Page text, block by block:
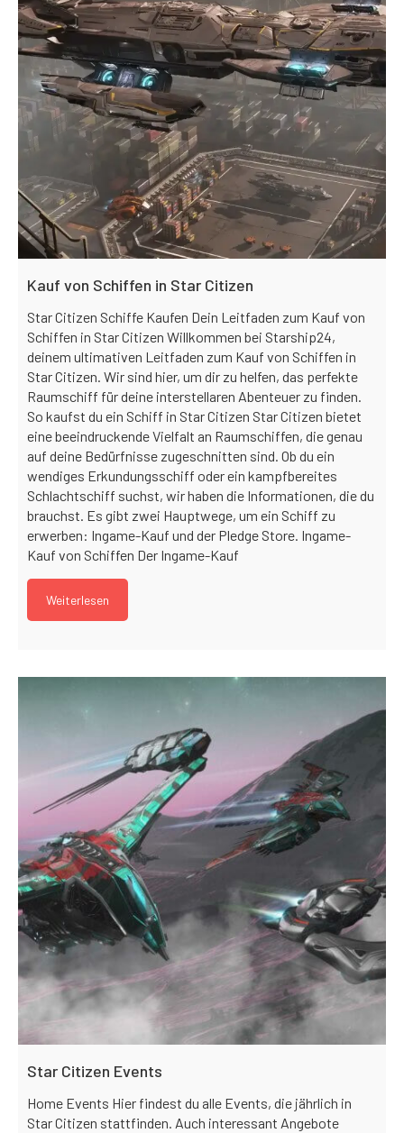
Kauf von Schiffen in Star Citizen
Star Citizen Schiffe Kaufen Dein Leitfaden zum Kauf von
Schiffen in Star Citizen Willkommen bei Starship24,
deinem ultimativen Leitfaden zum Kauf von Schiffen in
Star Citizen. Wir sind hier, um dir zu helfen, das perfekte
Raumschiff für deine interstellaren Abenteuer zu finden.
So kaufst du ein Schiff in Star Citizen Star Citizen bietet
eine beeindruckende Vielfalt an Raumschiffen, die genau
auf deine Bedürfnisse zugeschnitten sind. Ob du ein
wendiges Erkundungsschiff oder ein kampfbereites
Schlachtschiff suchst, wir haben die Informationen, die du
brauchst. Es gibt zwei Hauptwege, um ein Schiff zu
erwerben: Ingame-Kauf und der Pledge Store. Ingame-
Kauf von Schiffen Der Ingame-Kauf
Weiterlesen
Star Citizen Events
Home Events Hier findest du alle Events, die jährlich in
Star Citizen stattfinden. Auch interessant Angebote